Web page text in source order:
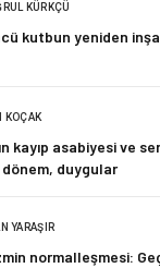
KÜRKÇÜ
kutbun yeniden
KOÇAK
kayıp asabiyesi ve
dönem, duygular
YARAŞIR
normalleşmesi: